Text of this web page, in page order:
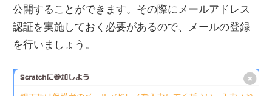
公開することができます。その際にメールアドレス
認証を実施しておく必要があるので、メールの登録
を行いましょう。